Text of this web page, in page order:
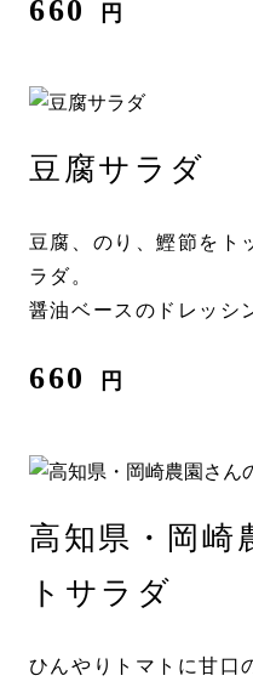
660 円
豆腐サラダ
豆腐、のり、鰹節をト
ラダ。
醤油ベースのドレッシ
660 円
高知県・岡崎
トサラダ
ひんやりトマトに甘口